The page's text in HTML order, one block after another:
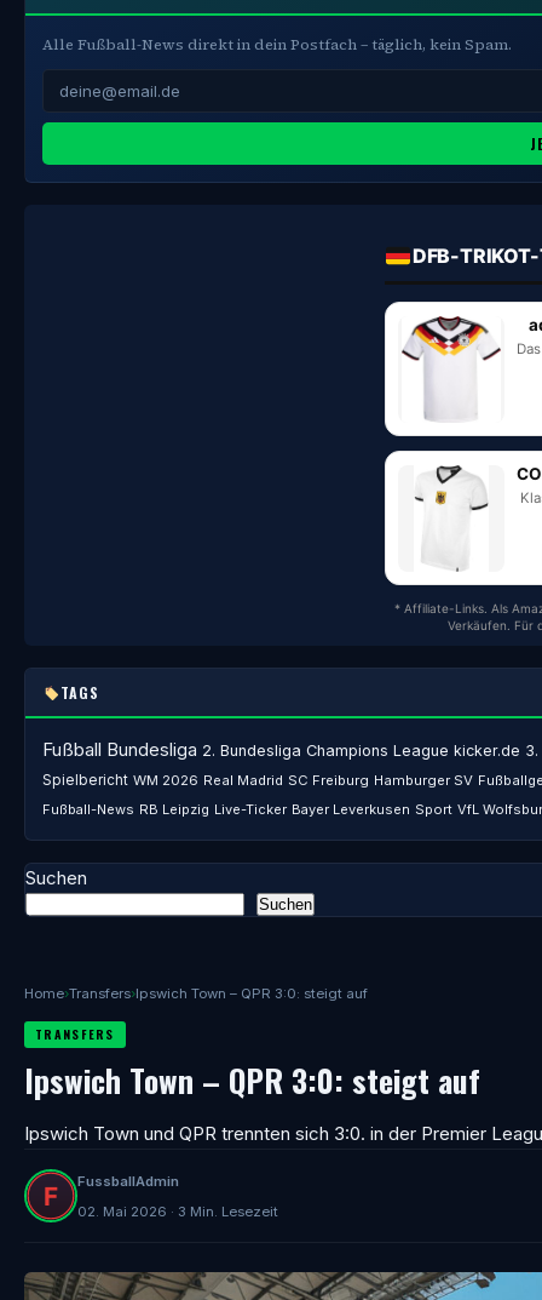
Home›Transfers›Ipswich Town – QPR 3:0: steigt auf
TRANSFERS
Ipswich Town – QPR 3:0: steigt auf
Ipswich Town und QPR trennten sich 3:0. in der Premier
FussballAdmin
02. Mai 2026 · 3 Min. Lesezeit
Alle Fußball-News direkt in dein Postfach – täglich, kein Spam.
DFB-
* Affiliate-Links. Als
Verkäufen. Für
TAGS
Fußball Bundesliga 2. Bundesliga Champions League kicker.de 3.
Spielbericht WM 2026 Real Madrid SC Freiburg Hamburger SV
Fußball-News RB Leipzig Live-Ticker Bayer Leverkusen Sport VfL
Suchen
Suchen